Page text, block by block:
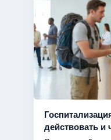
действовать и